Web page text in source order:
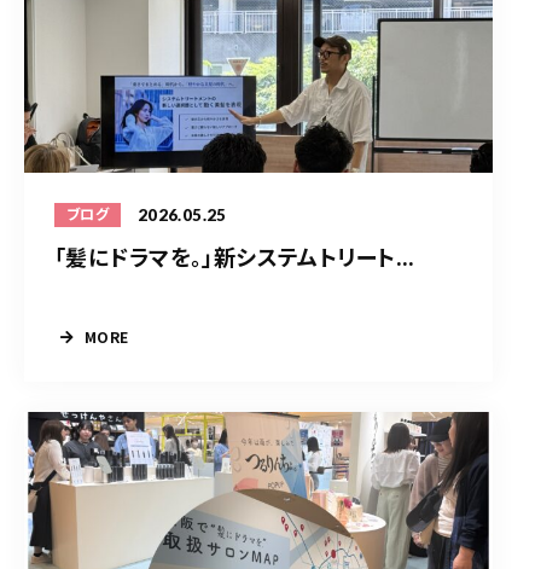
ブログ 2026.05.25
「髪にドラマを。」新システムトリート...
MORE